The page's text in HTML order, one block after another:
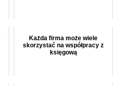
Każda firma może wiele
skorzystać na współpracy z
księgową